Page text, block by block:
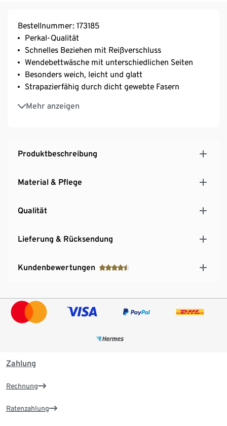
Bestellnummer: 173185
Perkal-Qualität
Schnelles Beziehen mit Reißverschluss
Wendebettwäsche mit unterschiedlichen Seiten
Besonders weich, leicht und glatt
Strapazierfähig durch dicht gewebte Fasern
Mehr anzeigen
Temperaturausgleichend und saugfähig
Waschbar bei 60 °C – allergikerfreundlich
Produktbeschreibung
Material & Pflege
Qualität
Lieferung & Rücksendung
Kundenbewertungen
Zahlung
Rechnung
Ratenzahlung